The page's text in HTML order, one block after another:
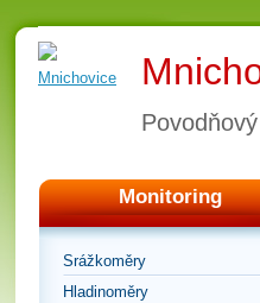
Monitoring
Srážkoměry
Hladinoměry